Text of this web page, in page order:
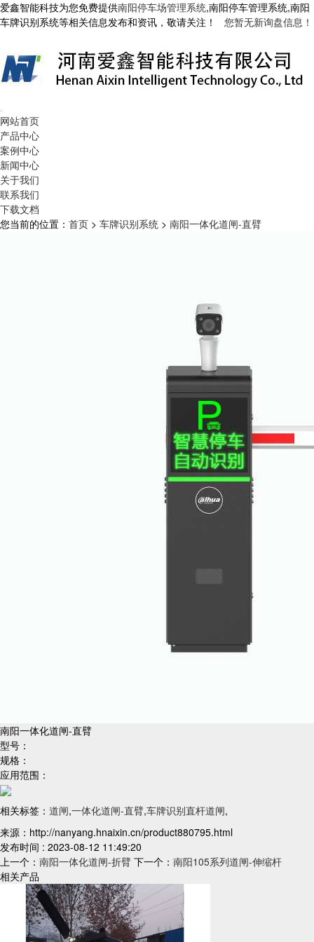
爱鑫智能科技为您免费提供南阳停车场管理系统,南阳停车管理系统,南阳
车牌识别系统等相关信息发布和资讯，敬请关注！ 您暂无新询盘信息！
网站首页
产品中心
案例中心
新闻中心
关于我们
联系我们
下载文档
您当前的位置： 首页 > 车牌识别系统 > 南阳一体化道闸-直臂
南阳一体化道闸-直臂
型号：
规格：
应用范围：
相关标签： 道闸,一体化道闸-直臂,车牌识别直杆道闸,
来源：http://nanyang.hnaixin.cn/product880795.html
发布时间 : 2023-08-12 11:49:20
上一个： 南阳一体化道闸-折臂 下一个： 南阳105系列道闸-伸缩杆
相关产品